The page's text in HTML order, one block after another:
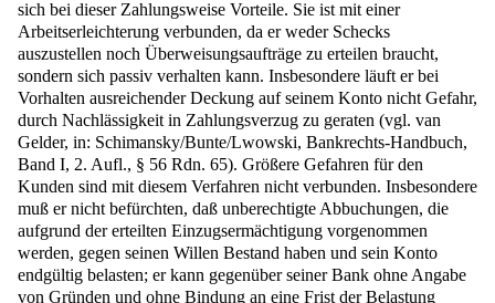
sich bei dieser Zahlungsweise Vorteile. Sie ist mit einer
Arbeitserleichterung verbunden, da er weder Schecks
auszustellen noch Überweisungsaufträge zu erteilen braucht,
sondern sich passiv verhalten kann. Insbesondere läuft er bei
Vorhalten ausreichender Deckung auf seinem Konto nicht Gefahr,
durch Nachlässigkeit in Zahlungsverzug zu geraten (vgl. van
Gelder, in: Schimansky/Bunte/Lwowski, Bankrechts-Handbuch,
Band I, 2. Aufl., § 56 Rdn. 65). Größere Gefahren für den
Kunden sind mit diesem Verfahren nicht verbunden. Insbesondere
muß er nicht befürchten, daß unberechtigte Abbuchungen, die
aufgrund der erteilten Einzugsermächtigung vorgenommen
werden, gegen seinen Willen Bestand haben und sein Konto
endgültig belasten; er kann gegenüber seiner Bank ohne Angabe
von Gründen und ohne Bindung an eine Frist der Belastung